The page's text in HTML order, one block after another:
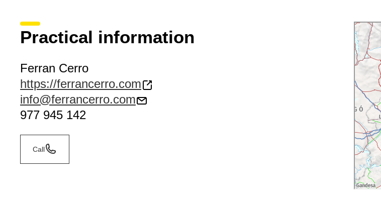
Practical information
Ferran Cerro
https://ferrancerro.com
info@ferrancerro.com
977 945 142
Call